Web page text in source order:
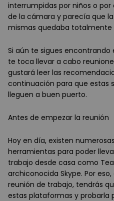
interrumpidas por niños o
de la cámara y parecía que
mismas quedaba totalmente
Si aún te sigues
te toca llevar a cabo
gustará leer las
continuación para que estas
lleguen a buen puerto.
Antes de empezar la reunión
Hoy en día, existen
herramientas para poder
trabajo desde casa como
archiconocida Skype. Por
reunión de trabajo, tendrás
estas plataformas y probarla